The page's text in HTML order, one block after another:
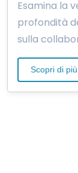
Esamina la
profondità
sulla
Scopri di